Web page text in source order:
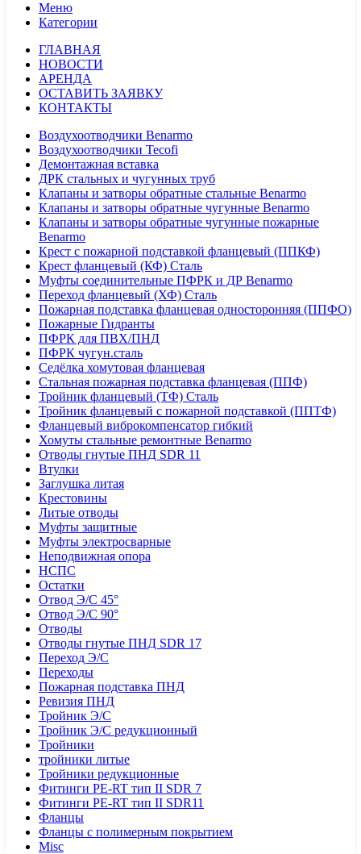
Меню
Категории
ГЛАВНАЯ
НОВОСТИ
АРЕНДА
ОСТАВИТЬ ЗАЯВКУ
КОНТАКТЫ
Воздухоотводчики Benarmo
Воздухоотводчики Tecofi
Демонтажная вставка
ДРК стальных и чугунных труб
Клапаны и затворы обратные стальные Benarmo
Клапаны и затворы обратные чугунные Benarmo
Клапаны и затворы обратные чугунные пожарные
Benarmo
Крест с пожарной подставкой фланцевый (ППКФ)
Крест фланцевый (КФ) Сталь
Муфты соединительные ПФРК и ДР Benarmo
Переход фланцевый (ХФ) Сталь
Пожарная подставка фланцевая односторонняя (ППФО)
Пожарные Гидранты
ПФРК для ПВХ/ПНД
ПФРК чугун.сталь
Седёлка хомутовая фланцевая
Стальная пожарная подставка фланцевая (ППФ)
Тройник фланцевый (ТФ) Сталь
Тройник фланцевый с пожарной подставкой (ППТФ)
Фланцевый виброкомпенсатор гибкий
Хомуты стальные ремонтные Benarmo
Отводы гнутые ПНД SDR 11
Втулки
Заглушка литая
Крестовины
Литые отводы
Муфты защитные
Муфты электросварные
Неподвижная опора
НСПС
Остатки
Отвод Э/С 45°
Отвод Э/С 90°
Отводы
Отводы гнутые ПНД SDR 17
Переход Э/С
Переходы
Пожарная подставка ПНД
Ревизия ПНД
Тройник Э/С
Тройник Э/С редукционный
Тройники
тройники литые
Тройники редукционные
Фитинги PE-RT тип II SDR 7
Фитинги PE-RT тип II SDR11
Фланцы
Фланцы с полимерным покрытием
Misc